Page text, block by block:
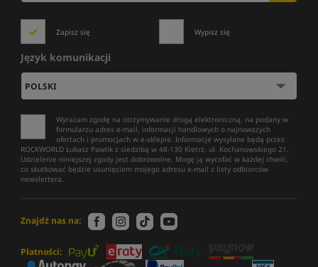
Zapisz się Wypisz się
Język komunikacji
Wyrażam zgodę na otrzymywanie drogą elektroniczną, na podany w
formularzu adres e-mail, informacji handlowych o najnowszych
ofertach i promocjach w e-sklepie. Informacje wysyłane będą przez
ROCKWORLD Łukasz Pawlik z siedzibą w 48-130 Kietrz, ul. Kochanowskiego 21.
Udzielenie niniejszej zgody jest dobrowolne. Mogę ją wycofać w każdej chwili,
co skutkować będzie usunięciem mojego adresu e-mail z listy odbiorców
newslettera.
Znajdź nas na:
Płatności: